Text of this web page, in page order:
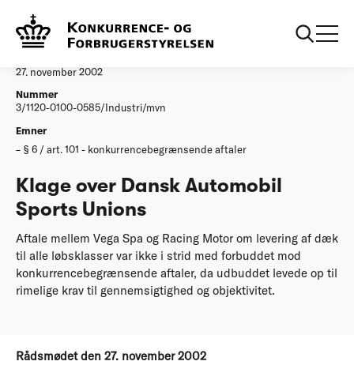
Afgørelser
27. november 2002
Nummer
3/1120-0100-0585/Industri/mvn
Emner
§ 6 / art. 101 - konkurrencebegrænsende aftaler
Klage over Dansk Automobil
Sports Unions
Aftale mellem Vega Spa og Racing Motor om levering af dæk
til alle løbsklasser var ikke i strid med forbuddet mod
konkurrencebegrænsende aftaler, da udbuddet levede op til
rimelige krav til gennemsigtighed og objektivitet.
Rådsmødet den 27. november 2002